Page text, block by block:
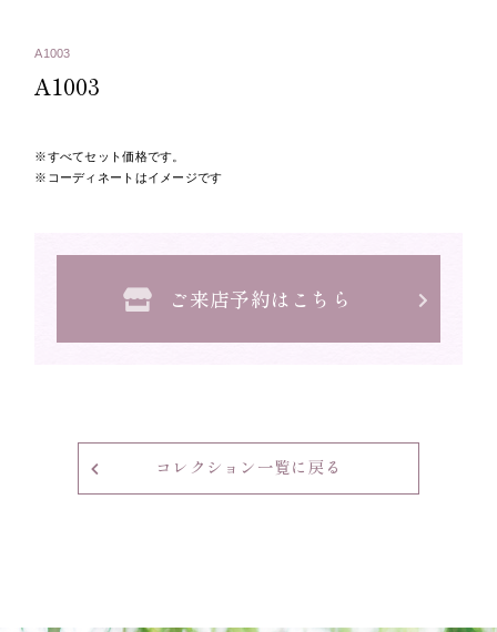
A1003
A1003
すべてセット価格です。
コーディネートはイメージです
ご来店予約はこちら
コレクション一覧に戻る